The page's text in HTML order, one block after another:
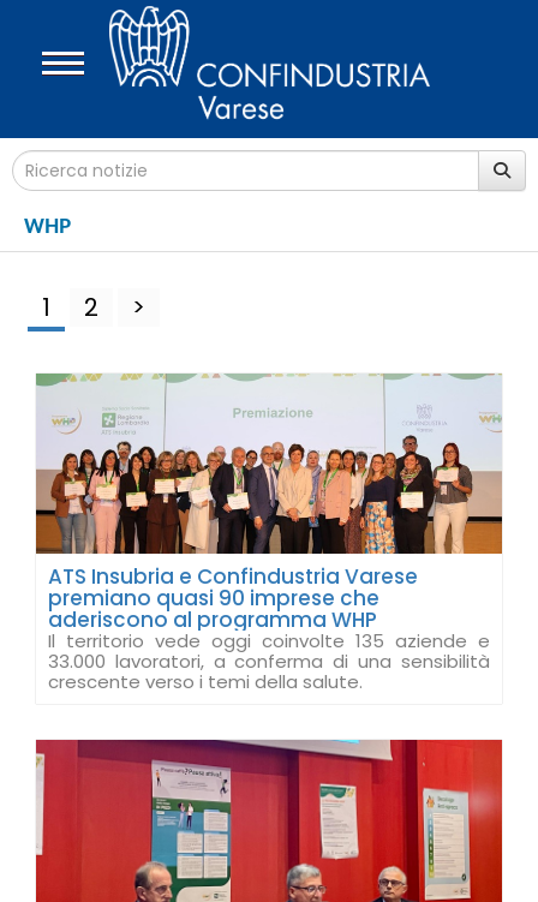
WHP
1 2 >
ATS Insubria e Confindustria Varese
premiano quasi 90 imprese che
aderiscono al programma WHP
Il territorio vede oggi coinvolte 135 aziende e
33.000 lavoratori, a conferma di una sensibilità
crescente verso i temi della salute.